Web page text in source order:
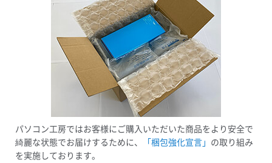
パソコン工房ではお客様にご購入いただいた商品をより安全で
綺麗な状態でお届けするために、
「梱包強化宣言」 の取り組み
を実施しております。